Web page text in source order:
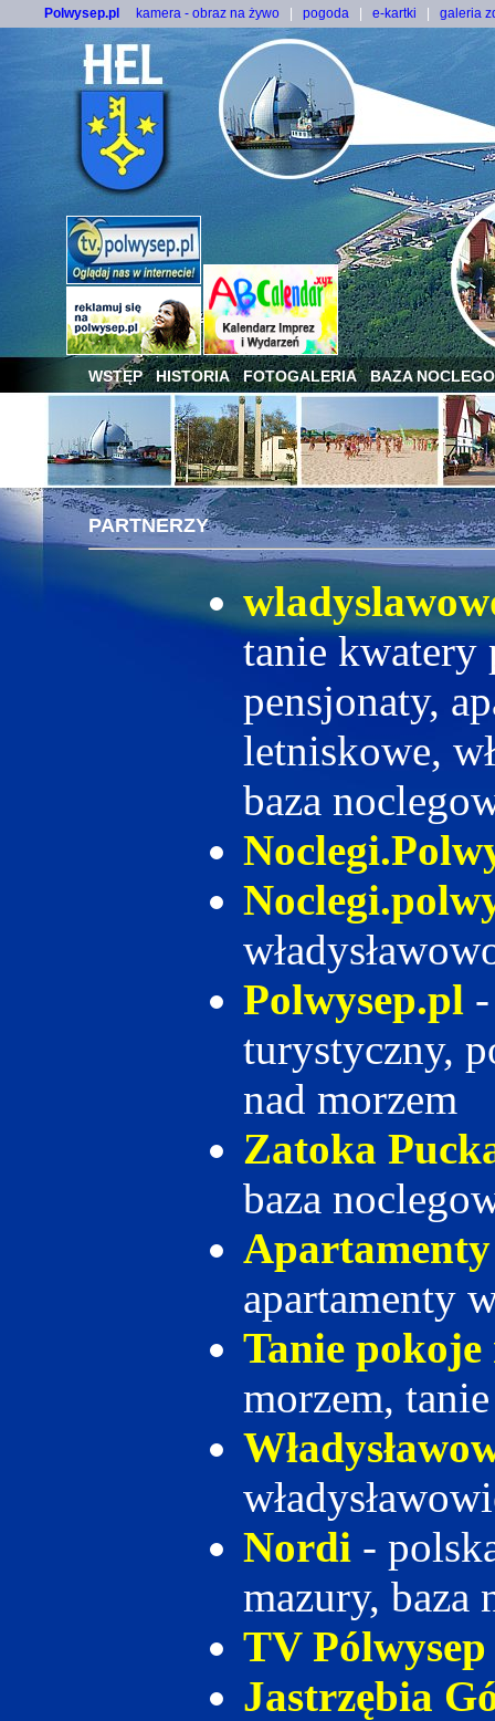
Polwysep.pl kamera - obraz na żywo pogoda e-kartki galeria
WSTĘP HISTORIA FOTOGALERIA BAZA
PARTNERZY
tanie kwatery
pensjonaty,
letniskowe,
baza
Polwysep.pl
turystyczny,
nad morzem
Zatoka
baza
Apartamenty
apartamenty
Tanie
morzem,
Nordi -
mazury, baza
TV Pólwysep
Jastrzębia